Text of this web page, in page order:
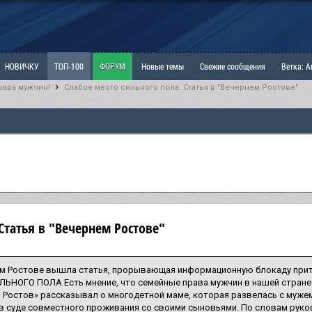
НОВИЧКУ ТОП-100 ФОРУМ Новые темы Свежие сообщения Ветка:
Наболевшее. Выскажись! РАЗДЕЛ: Маскулизм, МД
мужчин! Cлабое место сильного пола. Статья в "Вечернем Ростове"
в "Вечернем Ростове"
Ростове вышла статья, прорывающая информационную блокаду
ПОЛА Есть мнение, что семейные права мужчин в нашей
Ростов» рассказывал о многодетной маме, которая развелась с
суде совместного проживания со своими сыновьями. По словам